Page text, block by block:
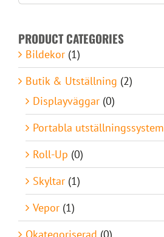
Om oss
Kontakt
PRODUCT CATEGORIES
Bildekor (1)
Butik & Utställning (2)
Displayväggar (0)
Portabla utställningssystem
Roll-Up (0)
Skyltar (1)
Vepor (1)
Okategoriserad (0)